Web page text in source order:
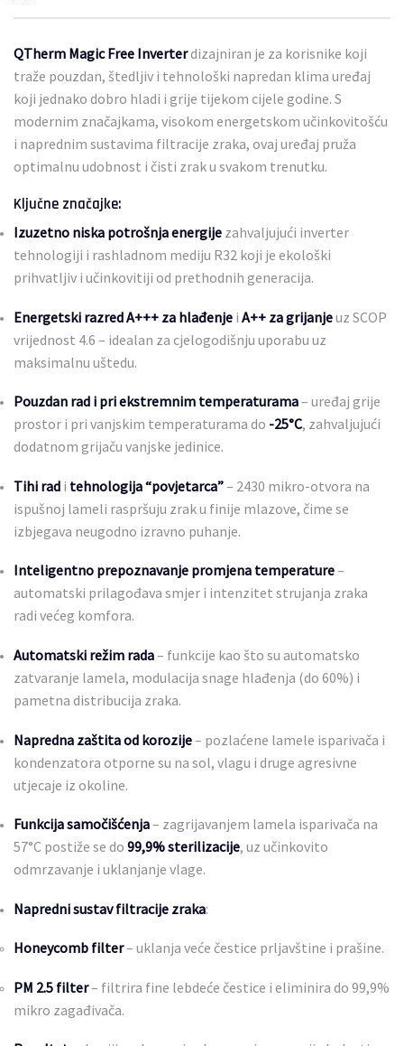
QTherm Magic Free Inverterdizajniran je za korisnike koji
traže pouzdan, štedljiv i tehnološki napredan klima uređaj
koji jednako dobro hladi i grije tijekom cijele godine. S
modernim značajkama, visokom energetskom učinkovitošću
i naprednim sustavima filtracije zraka, ovaj uređaj pruža
optimalnu udobnost i čisti zrak u svakom trenutku.
Ključne značajke:
Izuzetno niska potrošnja energije zahvaljujući inverter
tehnologiji i rashladnom mediju R32 koji je ekološki
prihvatljiv i učinkovitiji od prethodnih generacija.
Energetski razred A+++ za hlađenje i A++ za grijanjeuz SCOP
vrijednost 4.6 – idealan za cjelogodišnju uporabu uz
maksimalnu uštedu.
Pouzdan rad i pri ekstremnim temperaturama– uređaj grije
prostor i pri vanjskim temperaturama do -25°C, zahvaljujući
dodatnom grijaču vanjske jedinice.
Tihi rad i tehnologija “povjetarca”– 2430 mikro-otvora na
ispušnoj lameli raspršuju zrak u finije mlazove, čime se
izbjegava neugodno izravno puhanje.
Inteligentno prepoznavanje promjena temperature–
automatski prilagođava smjer i intenzitet strujanja zraka
radi većeg komfora.
Automatski režim rada– funkcije kao što su automatsko
zatvaranje lamela, modulacija snage hlađenja (do 60%) i
pametna distribucija zraka.
Napredna zaštita od korozije– pozlaćene lamele isparivača i
kondenzatora otporne su na sol, vlagu i druge agresivne
utjecaje iz okoline.
Funkcija samočišćenja– zagrijavanjem lamela isparivača na
57°C postiže se do 99,9% sterilizacije, uz učinkovito
odmrzavanje i uklanjanje vlage.
Napredni sustav filtracije zraka:
Honeycomb filter– uklanja veće čestice prljavštine i prašine.
PM 2.5 filter– filtrira fine lebdeće čestice i eliminira do 99,9%
mikro zagađivača.